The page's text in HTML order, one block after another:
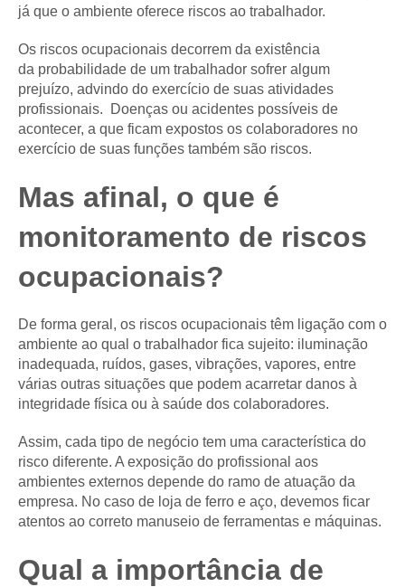
já que o ambiente oferece riscos ao trabalhador.
Os riscos ocupacionais decorrem da existência
da probabilidade de um trabalhador sofrer algum
prejuízo, advindo do exercício de suas atividades
profissionais. Doenças ou acidentes possíveis de
acontecer, a que ficam expostos os colaboradores no
exercício de suas funções também são riscos.
Mas afinal, o que é
monitoramento de riscos
ocupacionais?
De forma geral, os riscos ocupacionais têm ligação com o
ambiente ao qual o trabalhador fica sujeito: iluminação
inadequada, ruídos, gases, vibrações, vapores, entre
várias outras situações que podem acarretar danos à
integridade física ou à saúde dos colaboradores.
Assim, cada tipo de negócio tem uma característica do
risco diferente. A exposição do profissional aos
ambientes externos depende do ramo de atuação da
empresa. No caso de loja de ferro e aço, devemos ficar
atentos ao correto manuseio de ferramentas e máquinas.
Qual a importância de